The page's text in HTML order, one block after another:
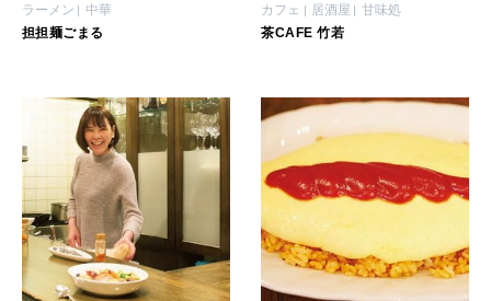
2026年3月号「スイーツ予想図 2026」
2026年2月号「良運を掴む 新・開運術。」
2026年1月号「猫がいれば、幸せ」
2025年12月号「お酒の新常識。」
ラーメン 中華
担担麺ごまる
カフェ 居酒屋 甘味処
茶CAFE 竹若